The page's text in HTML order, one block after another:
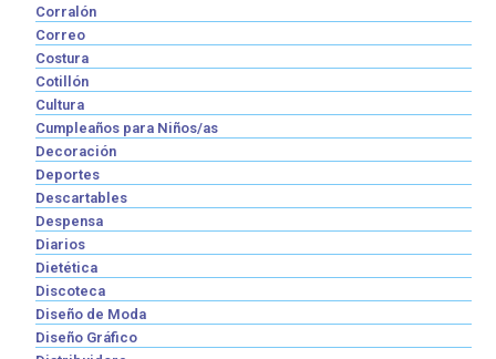
Corralón
Correo
Costura
Cotillón
Cultura
Cumpleaños para Niños/as
Decoración
Deportes
Descartables
Despensa
Diarios
Dietética
Discoteca
Diseño de Moda
Diseño Gráfico